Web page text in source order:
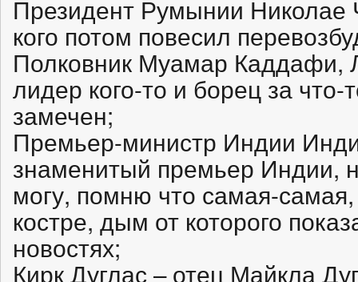
Президент Румынии Николае
кого потом повесил
Полковник Муамар
лидер кого-то и борец за
замечен;
Премьер-министр Индии
знаменитый премьер Индии,
могу, помню что самая-
костре, дым от которого
новостях;
Кирк Дуглас – отец Майкла